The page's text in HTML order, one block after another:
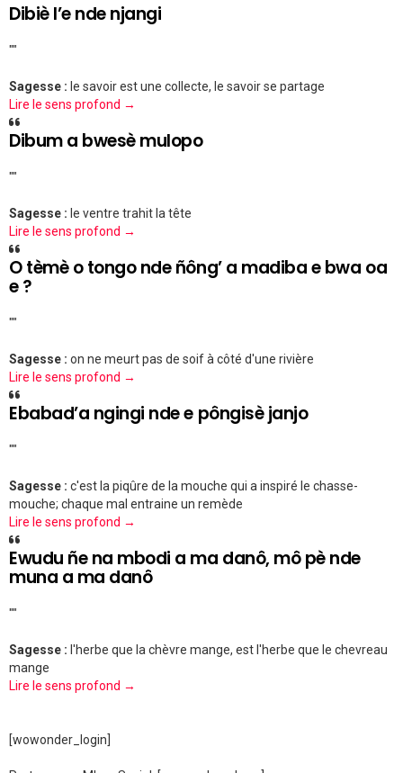
Dibiè l’e nde njangi
""
Sagesse : le savoir est une collecte, le savoir se partage
Lire le sens profond →
Dibum a bwesè mulopo
""
Sagesse : le ventre trahit la tête
Lire le sens profond →
O tèmè o tongo nde ñông’ a madiba e bwa oa
e ?
""
Sagesse : on ne meurt pas de soif à côté d'une rivière
Lire le sens profond →
Ebabad’a ngingi nde e pôngisè janjo
""
Sagesse : c'est la piqûre de la mouche qui a inspiré le chasse-
mouche; chaque mal entraine un remède
Lire le sens profond →
Ewudu ñe na mbodi a ma danô, mô pè nde
muna a ma danô
""
Sagesse : l'herbe que la chèvre mange, est l'herbe que le chevreau
mange
Lire le sens profond →
[wowonder_login]